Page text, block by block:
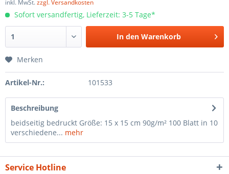
inkl. MwSt.zzgl. Versandkosten
Sofort versandfertig, Lieferzeit: 3-5 Tage*
In den Warenkorb
Merken
Artikel-Nr.: 101533
Beschreibung
beidseitig bedruckt Größe: 15 x 15 cm 90g/m² 100 Blatt in 10
verschiedene... mehr
Service Hotline